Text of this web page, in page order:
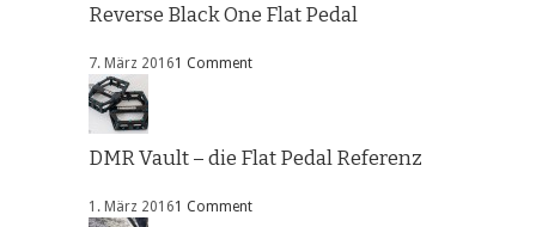
Reverse Black One Flat Pedal
7. März 20161 Comment
DMR Vault – die Flat Pedal Referenz
1. März 20161 Comment